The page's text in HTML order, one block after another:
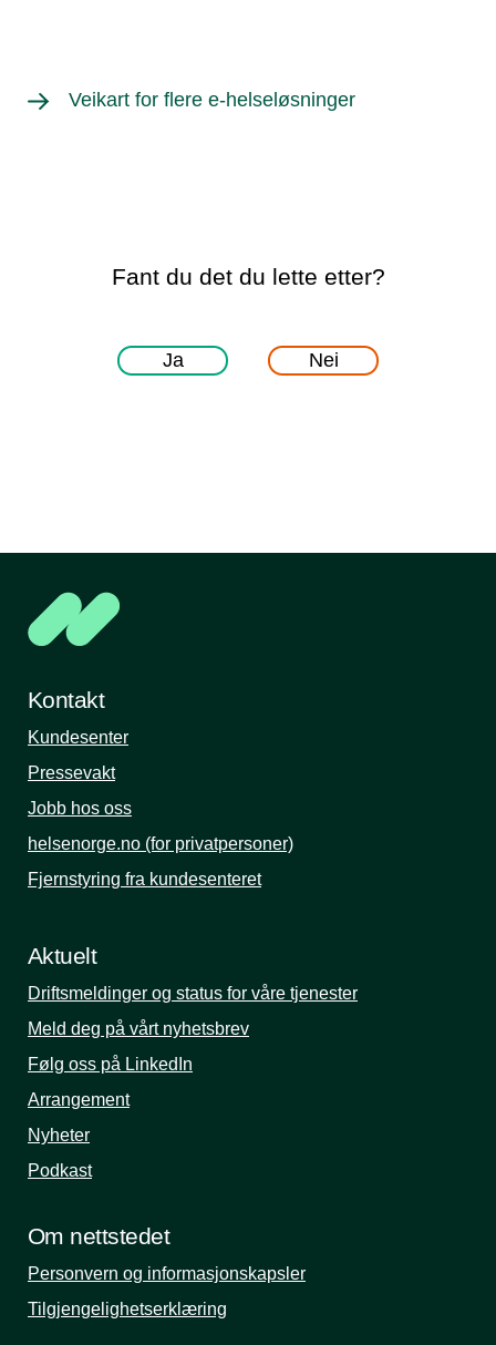
Veikart for flere e-helseløsninger
Fant du det du lette etter?
Ja Nei
Kontakt
Kundesenter
Pressevakt
Jobb hos oss
helsenorge.no (for privatpersoner)
Fjernstyring fra kundesenteret
Aktuelt
Driftsmeldinger og status for våre tjenester
Meld deg på vårt nyhetsbrev
Følg oss på LinkedIn
Arrangement
Nyheter
Podkast
Om nettstedet
Personvern og informasjonskapsler
Tilgjengelighetserklæring